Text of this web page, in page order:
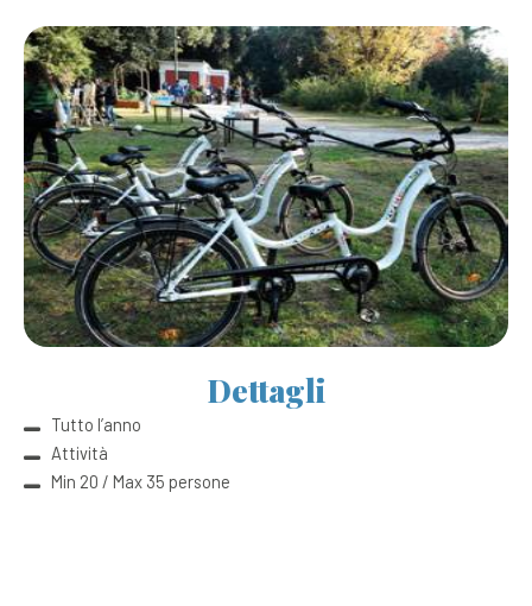
Dettagli
Tutto l’anno
Attività
Min 20 / Max 35 persone